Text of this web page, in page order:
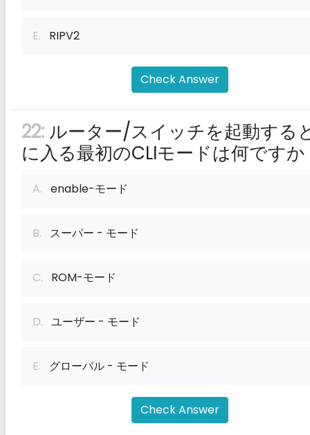
E. RIPV2
Check Answer
22: ルーター/スイッチを起動する
に入る最初のCLIモードは何ですか
A. enable-モード
B. スーパー - モード
C. ROM-モード
D. ユーザー - モード
E. グローバル - モード
Check Answer